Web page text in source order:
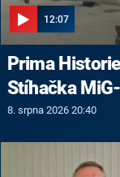
12:07
Prima
Stíhačka
8. srpna 2026 20:40